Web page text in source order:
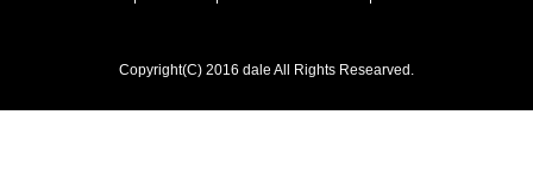
Copyright(C) 2016 dale All Rights Researved.